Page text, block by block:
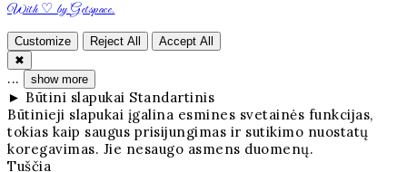
With ♡ by Getspace.
Customize Reject All
Accept All
✖
... show more
► Būtini slapukai Standartinis
Būtinieji slapukai įgalina esmines svetainės funkcijas,
tokias kaip saugus prisijungimas ir sutikimo nuostatų
koregavimas. Jie nesaugo asmens duomenų.
Tuščia